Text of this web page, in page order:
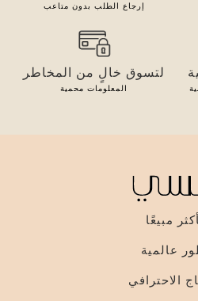
إرجاع الطلب بدون متاعب
لتسوق خالٍ من المخاطر
المعلومات محمية
مبيعًا
عالمية
الاحترافي